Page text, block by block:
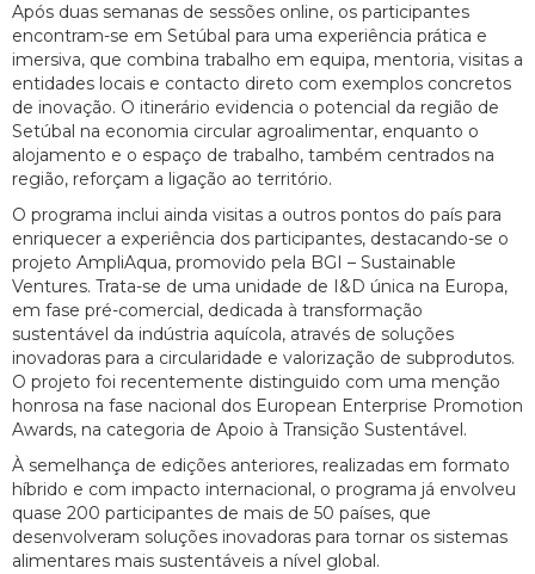
Após duas semanas de sessões online, os participantes
encontram-se em Setúbal para uma experiência prática e
imersiva, que combina trabalho em equipa, mentoria, visitas a
entidades locais e contacto direto com exemplos concretos
de inovação. O itinerário evidencia o potencial da região de
Setúbal na economia circular agroalimentar, enquanto o
alojamento e o espaço de trabalho, também centrados na
região, reforçam a ligação ao território.
O programa inclui ainda visitas a outros pontos do país para
enriquecer a experiência dos participantes, destacando-se o
projeto AmpliAqua, promovido pela BGI – Sustainable
Ventures. Trata-se de uma unidade de I&D única na Europa,
em fase pré-comercial, dedicada à transformação
sustentável da indústria aquícola, através de soluções
inovadoras para a circularidade e valorização de subprodutos.
O projeto foi recentemente distinguido com uma menção
honrosa na fase nacional dos European Enterprise Promotion
Awards, na categoria de Apoio à Transição Sustentável.
À semelhança de edições anteriores, realizadas em formato
híbrido e com impacto internacional, o programa já envolveu
quase 200 participantes de mais de 50 países, que
desenvolveram soluções inovadoras para tornar os sistemas
alimentares mais sustentáveis a nível global.